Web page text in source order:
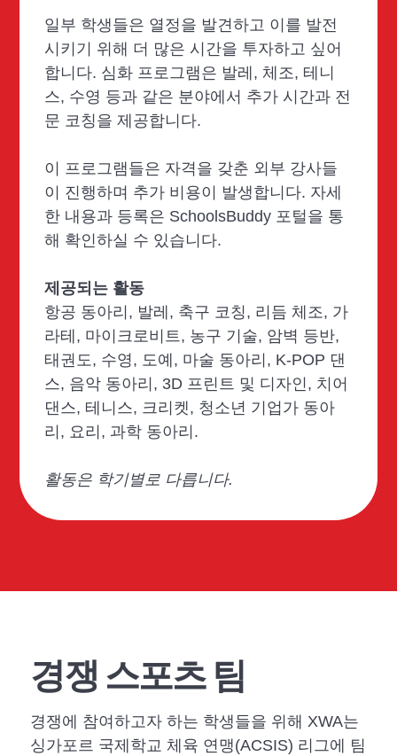
일부 학생들은 열정을 발견하고 이를 발전
시키기 위해 더 많은 시간을 투자하고 싶어
합니다. 심화 프로그램은 발레, 체조, 테니
스, 수영 등과 같은 분야에서 추가 시간과 전
문 코칭을 제공합니다.
이 프로그램들은 자격을 갖춘 외부 강사들
이 진행하며 추가 비용이 발생합니다. 자세
한 내용과 등록은 SchoolsBuddy 포털을 통
해 확인하실 수 있습니다.
제공되는 활동
항공 동아리, 발레, 축구 코칭, 리듬 체조, 가
라테, 마이크로비트, 농구 기술, 암벽 등반,
태권도, 수영, 도예, 마술 동아리, K-POP 댄
스, 음악 동아리, 3D 프린트 및 디자인, 치어
댄스, 테니스, 크리켓, 청소년 기업가 동아
리, 요리, 과학 동아리.
활동은 학기별로 다릅니다.
경쟁 스포츠 팀
경쟁에 참여하고자 하는 학생들을 위해 XWA는
싱가포르 국제학교 체육 연맹(ACSIS) 리그에 팀